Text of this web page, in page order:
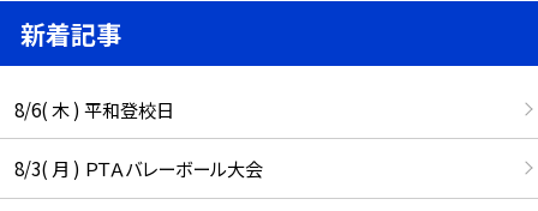
新着記事
8/6( 木 ) 平和登校日
8/3( 月 ) ＰＴＡバレーボール大会